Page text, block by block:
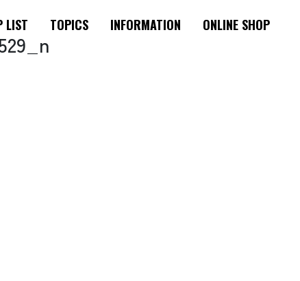
LIST TOPICS INFORMATION ONLINE SHOP